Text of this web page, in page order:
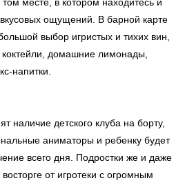
ощущений. В барной карте
выбор игристых и тихих вин,
коктейли, домашние лимонады,
напитки.
наличие детского клуба на борту,
аниматоры и ребенку будет
всего дня. Подростки же и даже
от игротеки с огромным